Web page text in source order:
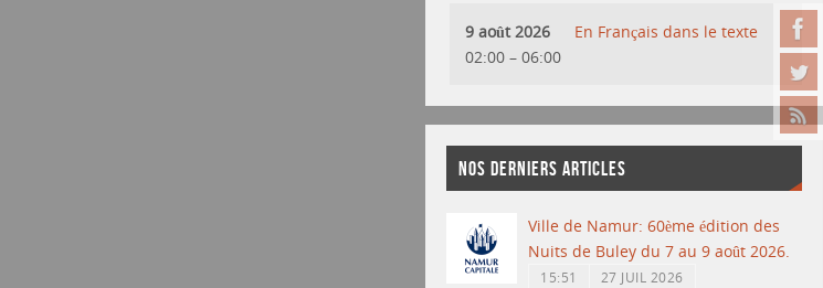
9 août 2026
02:00 – 06:00
En Français dans le texte
NOS DERNIERS ARTICLES
Ville de Namur: 60ème édition des
Nuits de Buley du 7 au 9 août 2026.
15:51 27 JUIL 2026